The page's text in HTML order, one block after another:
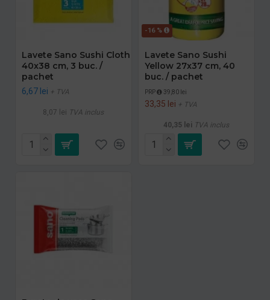
Lavete Sano Sushi Cloth
40x38 cm, 3 buc. /
pachet
6,67 lei + TVA
8,07 lei TVA inclus
-16 %
Lavete Sano Sushi
Yellow 27x37 cm, 40
buc. / pachet
PRP 39,80 lei
33,35 lei + TVA
40,35 lei TVA inclus